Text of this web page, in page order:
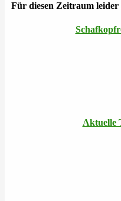
Für diesen Zeitraum
Aktuelle